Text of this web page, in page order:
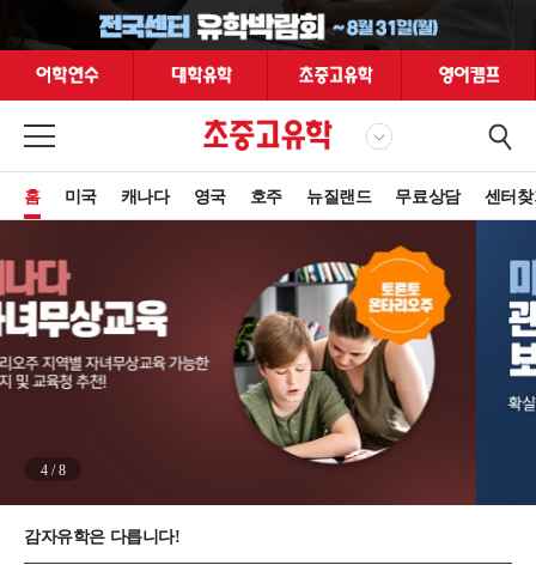
홈 미국 캐나다 영국 호주 뉴질랜드 무료상담 센터
4/8
감자유학은 다릅니다!